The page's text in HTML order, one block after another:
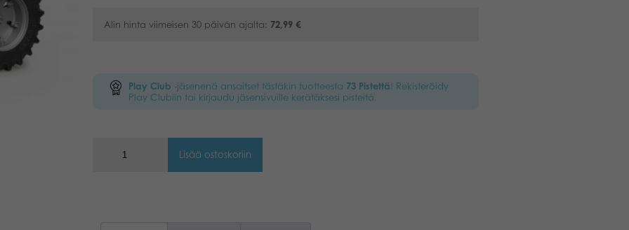
Alin hinta viimeisen 30 päivän ajalta: 72,99 €
Play Club -jäsenenä ansaitset tästäkin tuotteesta 73 Pistettä! Rekisteröidy
Play Clubiin tai kirjaudu jäsensivuille kerätäksesi pisteitä.
Lisää ostoskoriin